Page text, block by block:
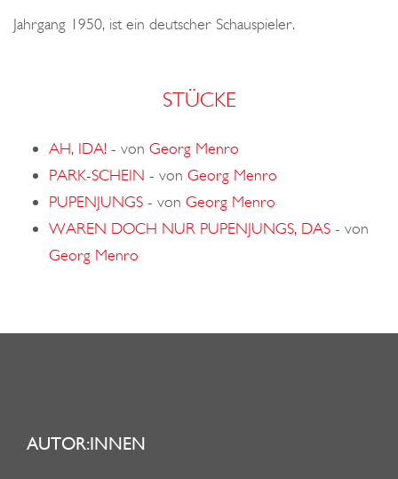
Jahrgang 1950, ist ein deutscher Schauspieler.
STÜCKE
AH, IDA! - von Georg Menro
PARK-SCHEIN - von Georg Menro
PUPENJUNGS - von Georg Menro
WAREN DOCH NUR PUPENJUNGS, DAS - von
Georg Menro
AUTOR:INNEN